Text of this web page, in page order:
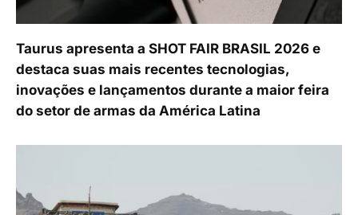
Taurus apresenta a SHOT FAIR BRASIL 2026 e
destaca suas mais recentes tecnologias,
inovações e lançamentos durante a maior feira
do setor de armas da América Latina